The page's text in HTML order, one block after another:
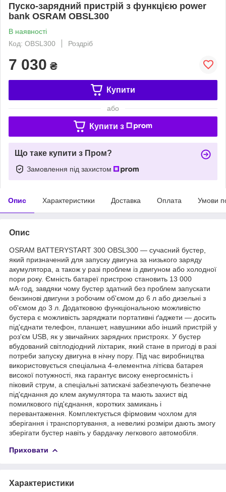
Пуско-зарядний пристрій з функцією power
bank OSRAM OBSL300
В наявності
Код: OBSL300
Роздріб
7 030 ₴
Купити
або
Купити з
Що таке купити з Пром?
Замовлення під захистом
Опис Характеристики Доставка Оплата Умови
Опис
OSRAM BATTERYSTART 300 OBSL300 — сучасний бустер,
який призначений для запуску двигуна за низького заряду
акумулятора, а також у разі проблем із двигуном або холодної
пори року. Ємність батареї пристрою становить 13 000
мА·год, завдяки чому бустер здатний без проблем запускати
бензинові двигуни з робочим об'ємом до 6 л або дизельні з
об'ємом до 3 л. Додатковою функціональною можливістю
бустера є можливість заряджати портативні ґаджети — досить
під'єднати телефон, планшет, навушники або інший пристрій у
роз'єм USB, як у звичайних зарядних пристроях. У бустер
вбудований світлодіодний ліхтарик, який стане в пригоді в разі
потреби запуску двигуна в нічну пору. Під час виробництва
використовується спеціальна 4-елементна літієва батарея
високої потужності, яка гарантує високу енергоємність і
піковий струм, а спеціальні затискачі забезпечують безпечне
під'єднання до клем акумулятора та мають захист від
помилкового під'єднання, коротких замикань і
перевантаження. Комплектується фірмовим чохлом для
зберігання і транспортування, а невеликі розміри дають змогу
зберігати бустер навіть у бардачку легкового автомобіля.
Приховати
Характеристики